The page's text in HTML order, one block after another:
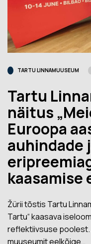
TARTU LINNAMUUSEUM
Tartu
näitus
Euroopa
auhindade
kaasamise
Žürii tõstis Tartu
Tartu“ kaasava
reflektiivsuse poolest.
muuseumit eelkõige…